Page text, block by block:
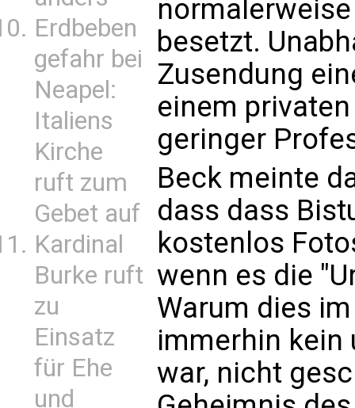
Erdbeben
gefahr bei
Neapel:
Italiens
Kirche
ruft zum
Gebet auf
Kardinal
Burke ruft
zu
Einsatz
für Ehe
und
besetzt.
Zusendung
einem
geringer
Beck meinte
dass dass
kostenlos
wenn es die
Warum dies
immerhin kein
war, nicht